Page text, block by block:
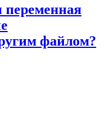
переменная
файлом?